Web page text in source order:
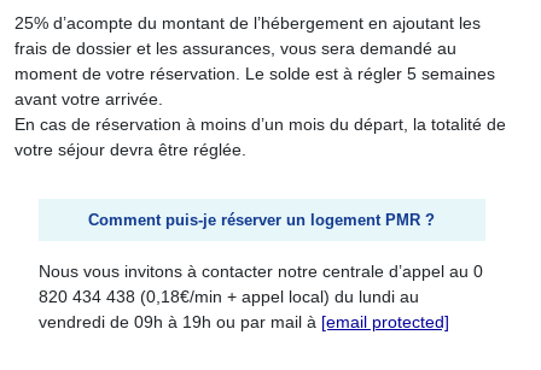
25% d’acompte du montant de l’hébergement en ajoutant les
frais de dossier et les assurances, vous sera demandé au
moment de votre réservation. Le solde est à régler 5 semaines
avant votre arrivée.
En cas de réservation à moins d’un mois du départ, la totalité de
votre séjour devra être réglée.
Comment puis-je réserver un logement PMR ?
Nous vous invitons à contacter notre centrale d’appel au 0
820 434 438 (0,18€/min + appel local) du lundi au
vendredi de 09h à 19h ou par mail à [email protected]